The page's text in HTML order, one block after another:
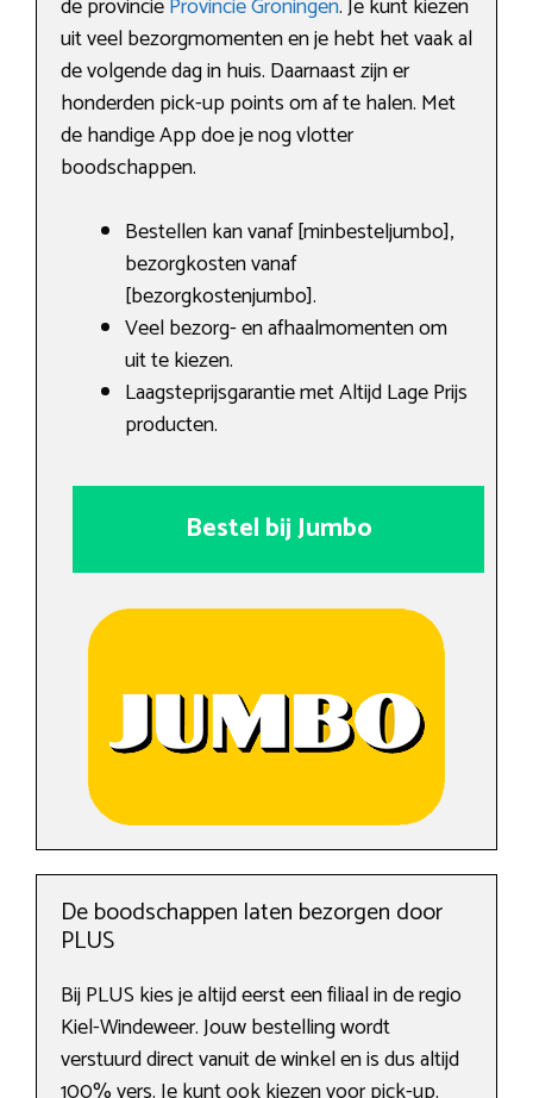
uit veel bezorgmomenten en je hebt het vaak al
de volgende dag in huis. Daarnaast zijn er
honderden pick-up points om af te halen. Met
de handige App doe je nog vlotter
boodschappen.
Bestellen kan vanaf [minbesteljumbo],
bezorgkosten vanaf
[bezorgkostenjumbo].
Veel bezorg- en afhaalmomenten om
uit te kiezen.
Laagsteprijsgarantie met Altijd Lage Prijs
producten.
Bestel bij Jumbo
De boodschappen laten bezorgen door
PLUS
Bij PLUS kies je altijd eerst een filiaal in de regio
Kiel-Windeweer. Jouw bestelling wordt
verstuurd direct vanuit de winkel en is dus altijd